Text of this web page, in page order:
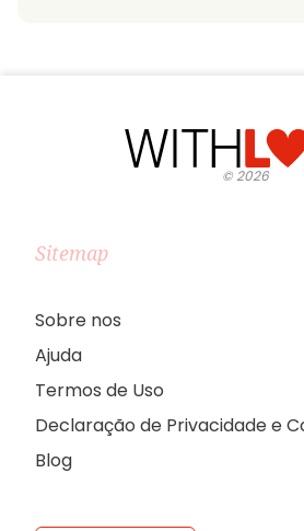
©2026
Sitemap
Sobre nos
Ajuda
Termos de Uso
Declaração de Privacidade e
Blog